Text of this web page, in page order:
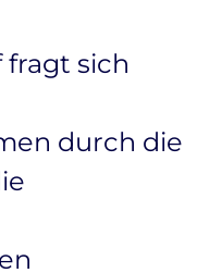
sich
durch die